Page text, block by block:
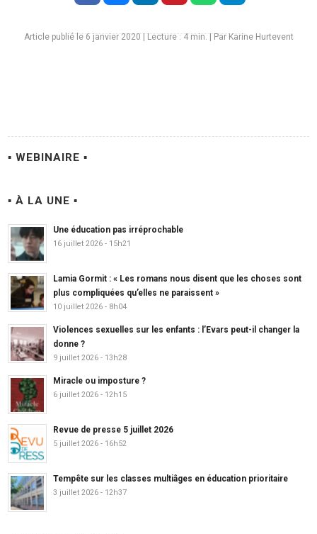
Article publié le 6 janvier 2020|Lecture : 4 min. | Par Karine Hurtevent
▪ WEBINAIRE ▪
▪ À LA UNE ▪
Une éducation pas irréprochable
16 juillet 2026 - 15h21
Lamia Gormit : « Les romans nous disent que les choses sont
plus compliquées qu’elles ne paraissent »
10 juillet 2026 - 8h04
Violences sexuelles sur les enfants : l’Evars peut-il changer la
donne ?
9 juillet 2026 - 13h28
Miracle ou imposture ?
6 juillet 2026 - 12h15
Revue de presse 5 juillet 2026
5 juillet 2026 - 16h52
Tempête sur les classes multiâges en éducation prioritaire
3 juillet 2026 - 12h37